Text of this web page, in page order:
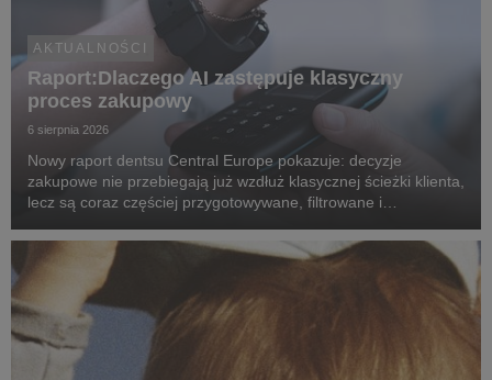
AKTUALNOŚCI
Raport:Dlaczego AI zastępuje klasyczny
proces zakupowy
6 sierpnia 2026
Nowy raport dentsu Central Europe pokazuje: decyzje
zakupowe nie przebiegają już wzdłuż klasycznej ścieżki klienta,
lecz są coraz częściej przygotowywane, filtrowane i
inteligencji.